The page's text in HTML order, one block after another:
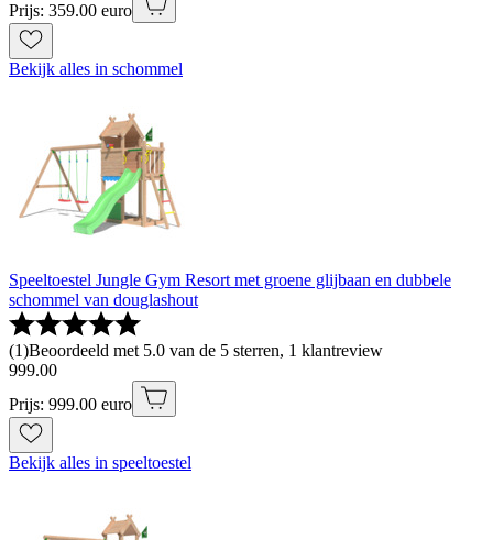
Prijs: 359.00 euro
Bekijk alles in schommel
Speeltoestel Jungle Gym Resort met groene glijbaan en dubbele
schommel van douglashout
(1)Beoordeeld met 5.0 van de 5 sterren, 1 klantreview
999.00
Prijs: 999.00 euro
Bekijk alles in speeltoestel